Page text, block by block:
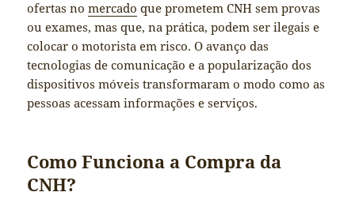
ofertas nomercado que prometem CNH sem provas
ou exames, mas que, na prática, podem ser ilegais e
colocar o motorista em risco. O avanço das
tecnologias de comunicação e a popularização dos
dispositivos móveis transformaram o modo como as
pessoas acessam informações e serviços.
Como Funciona a Compra da
CNH?